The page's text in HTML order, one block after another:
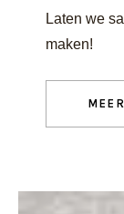
Laten we
maken!